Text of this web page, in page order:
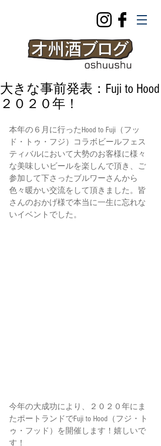
大きな事前発表：Fuji to Hood
２０２０年！
本年の６月に行ったHood to Fuji（フッ
ド・トゥ・フジ）コラボビールフェス
ティバルにおいて大勢のお客様に様々
な美味しいビールを楽しんで頂き、ご
参加して下さったブルワーさんから
色々暖かい交流をして頂きました。皆
さんのおかげ様で本当に一生に忘れな
いイベントでした。
今年の大成功により、２０２０年にま
たポートランドでFuji to Hood（フジ・ト
ゥ・フッド）を開催します！嬉しいで
す！